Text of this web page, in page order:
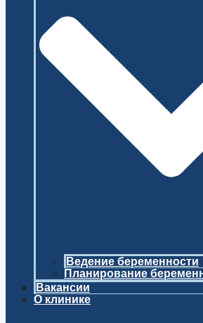
Ведение беременности
Планирование
Вакансии
О клинике